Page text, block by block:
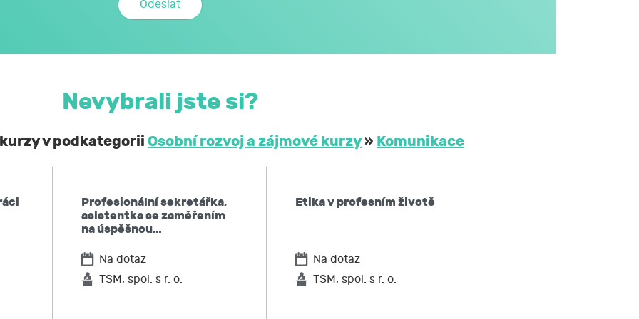
a citlivými údaji může JCMM nakládat způsobem a v největším rozsahu
osobních údajů č. 2016/679, a to za účelem mé účasti na aktivitách
a citlivé údaje neposkytne bez mého souhlasu třetím osobám
a nadřízených orgánů. Svůj souhlas uděluji JCMM na dobu
JCMM informaci, jaké moje osobní údaje zpracovává, žádat si kopii
omezení zpracování,
JCMM výmaz těchto osobních údajů
Nevybrali jste si?
v podkategorii Osobní rozvoj a zájmové kurzy » Komunikace
Profesionální sekretářka,
asistentka se zaměřením
na úspěšnou…
Na dotaz
TSM, spol. s r. o.
Etika v profesním životě
Na dotaz
TSM, spol. s r. o.